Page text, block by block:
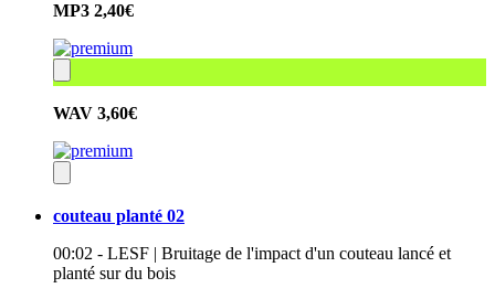
MP3 2,40€
WAV 3,60€
couteau planté 02
00:02 - LESF | Bruitage de l'impact d'un couteau lancé et
planté sur du bois